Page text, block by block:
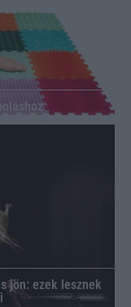
jön: ezek lesznek